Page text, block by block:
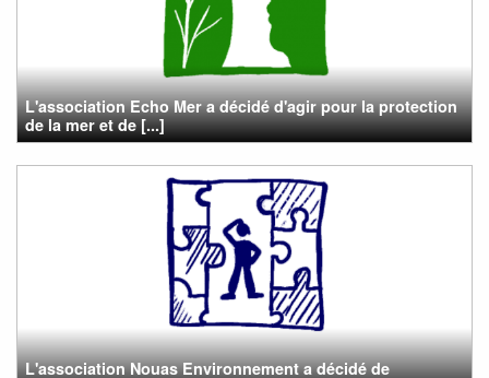
L'association Echo Mer a décidé d'agir pour la protection
de la mer et de [...]
L'association Nouas Environnement a décidé de